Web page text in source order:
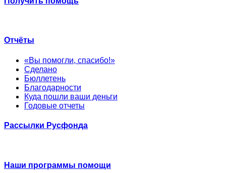
Отчёты
«Вы помогли, спасибо!»
Сделано
Бюллетень
Благодарности
Куда пошли ваши деньги
Годовые отчеты
Рассылки Русфонда
Наши программы помощи